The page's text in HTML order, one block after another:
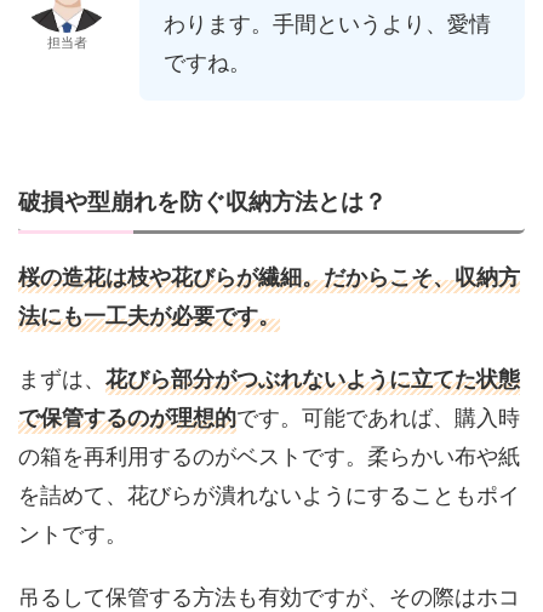
担当者
わります。手間というより、愛情
ですね。
破損や型崩れを防ぐ収納方法とは？
桜の造花は枝や花びらが繊細。だからこそ、収納方
法にも一工夫が必要です。
まずは、 花びら部分がつぶれないように立てた状態
で保管するのが理想的です。可能であれば、購入時
の箱を再利用するのがベストです。柔らかい布や紙
を詰めて、花びらが潰れないようにすることもポイ
ントです。
吊るして保管する方法も有効ですが、その際はホコ